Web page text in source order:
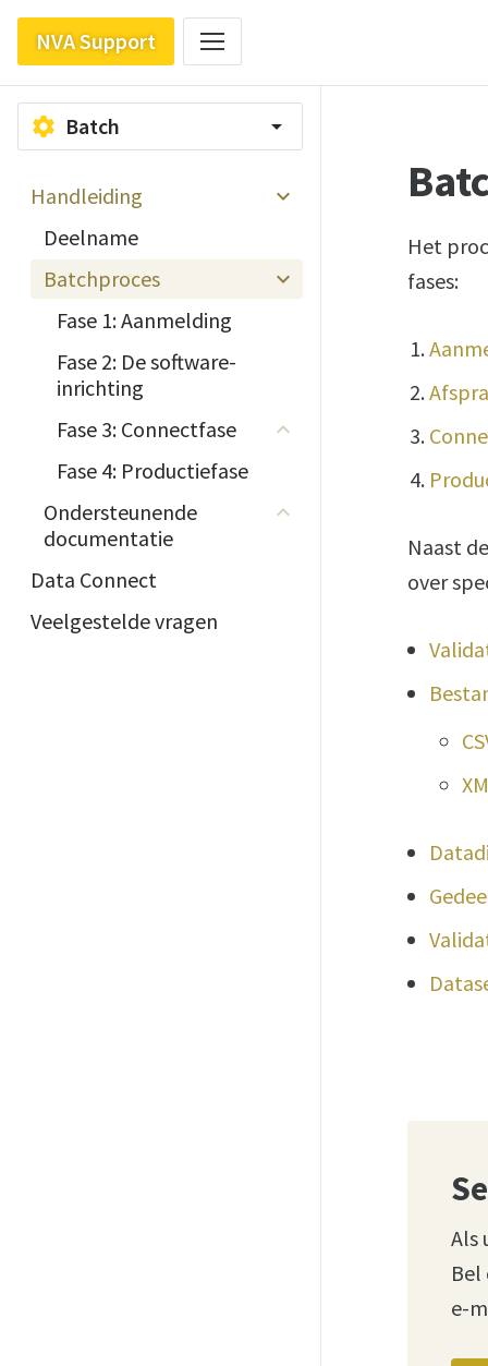
NVA Support
settings Batch arrow_drop_down
Handleiding
Deelname
Batchproces
Fase 1: Aanmelding
Fase 2: De software-
inrichting
Fase 3: Connectfase
Fase 4: Productiefase
Ondersteunende
documentatie
Data Connect
Veelgestelde vragen
Het
fases:
Naast
over
Als
e-